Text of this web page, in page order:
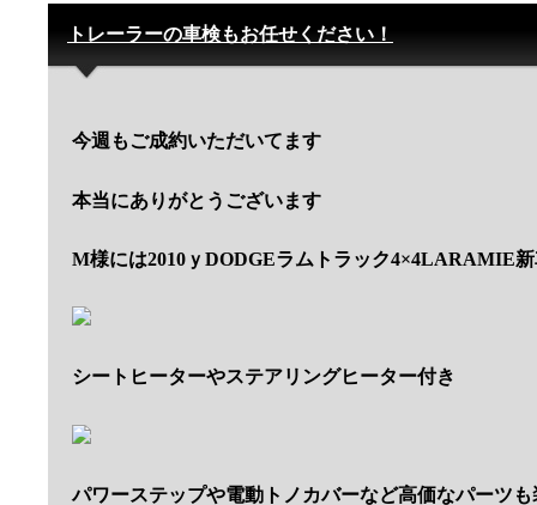
トレーラーの車検もお任せください！
今週もご成約いただいてます
本当にありがとうございます
M様には2010ｙDODGEラムトラック4×4LARAMIE
シートヒーターやステアリングヒーター付き
パワーステップや電動トノカバーなど高価なパーツも